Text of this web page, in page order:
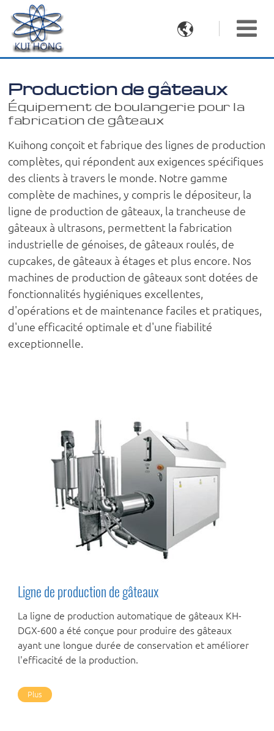

Production de gâteaux
Équipement de boulangerie pour la
fabrication de gâteaux
Kuihong conçoit et fabrique des lignes de production
complètes, qui répondent aux exigences spécifiques
des clients à travers le monde. Notre gamme
complète de machines, y compris le dépositeur, la
ligne de production de gâteaux, la trancheuse de
gâteaux à ultrasons, permettent la fabrication
industrielle de génoises, de gâteaux roulés, de
cupcakes, de gâteaux à étages et plus encore. Nos
machines de production de gâteaux sont dotées de
fonctionnalités hygiéniques excellentes,
d'opérations et de maintenance faciles et pratiques,
d'une efficacité optimale et d'une fiabilité
exceptionnelle.
Ligne de production de gâteaux
La ligne de production automatique de gâteaux KH-
DGX-600 a été conçue pour produire des gâteaux
ayant une longue durée de conservation et améliorer
l'efficacité de la production.
Plus